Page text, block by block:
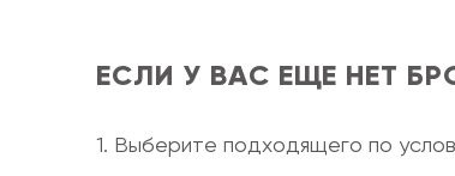
ЕСЛИ У ВАС ЕЩЕ НЕТ
1. Выберите подходящего по